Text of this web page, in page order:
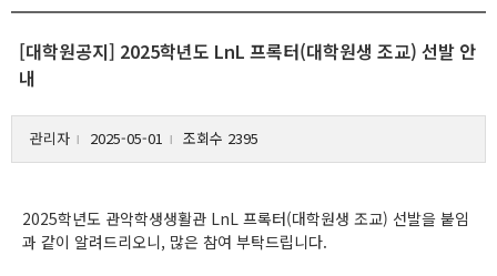
[대학원공지] 2025학년도 LnL 프록터(대학원생 조교) 선발 안
내
관리자 l 2025-05-01 l 조회수 2395
2025학년도 관악학생생활관 LnL 프록터(대학원생 조교) 선발을 붙임
과 같이 알려드리오니, 많은 참여 부탁드립니다.